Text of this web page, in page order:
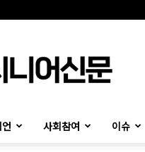
시
사회참여 이슈